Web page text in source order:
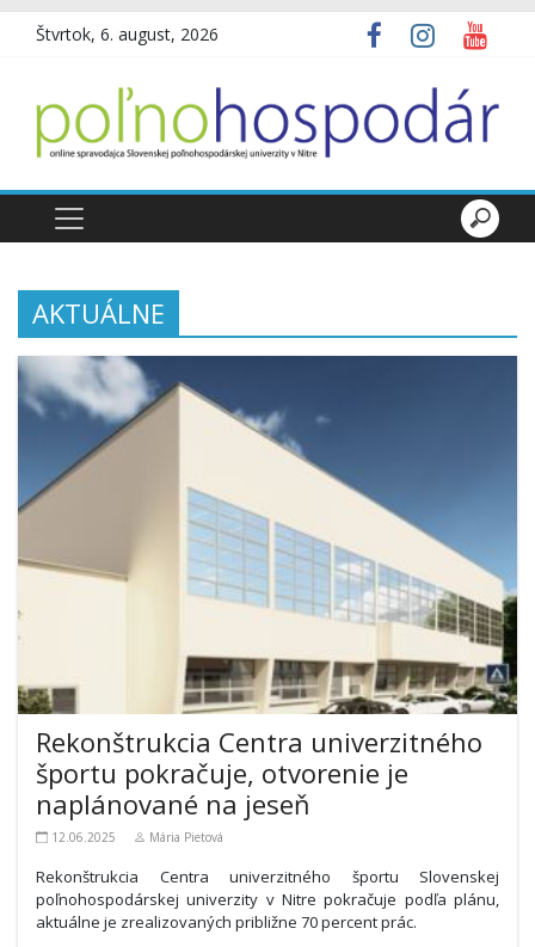
Štvrtok, 6. august, 2026
AKTUÁLNE
Rekonštrukcia Centra univerzitného
športu pokračuje, otvorenie je
naplánované na jeseň
12.06.2025 Mária Pietová
Rekonštrukcia Centra univerzitného športu Slovenskej
poľnohospodárskej univerzity v Nitre pokračuje podľa plánu,
aktuálne je zrealizovaných približne 70 percent prác.